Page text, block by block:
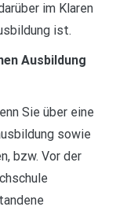
im Klaren
ist.
Ausbildung
Sie über eine
sowie
bzw. Vor der